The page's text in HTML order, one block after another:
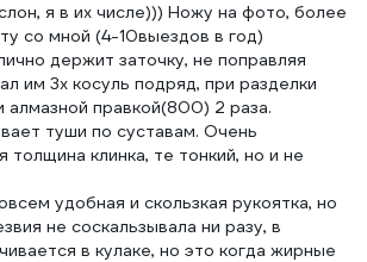
я в их числе))) Ножу на фото, более
со мной (4-10выездов в год)
держит заточку, не поправляя
им 3х косуль подряд, при разделки
алмазной правкой(800) 2 раза.
туши по суставам. Очень
толщина клинка, те тонкий, но и не
удобная и скользкая рукоятка, но
не соскальзывала ни разу, в
в кулаке, но это когда жирные